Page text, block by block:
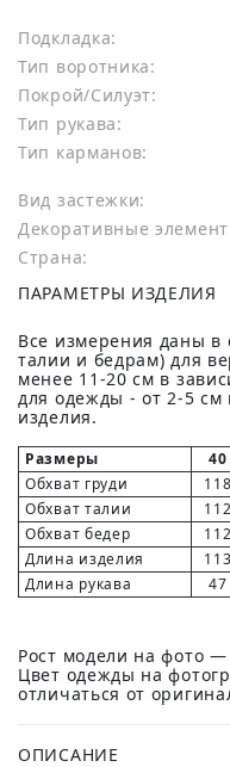
Подкладка:
Тип воротника:
Покрой/Силуэт:
Тип рукава:
Тип карманов:
Вид застежки:
Декоративные
Страна:
ПАРАМЕТРЫ ИЗДЕЛИЯ
Все измерения даны в
талии и бедрам) для
менее 11-20 см в
для одежды - от 2-5 см
изделия.
Размеры 40
Обхват груди
118
Обхват талии
112
Обхват бедер
112
Длина изделия
113
Длина рукава
47
Рост модели на фото
Цвет одежды на
отличаться от
ОПИСАНИЕ